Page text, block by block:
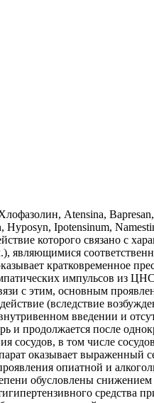
Atensina, Bapresan,
Ipotensinum,
которого связано с
являющимися
кратковременное
импульсов из
с этим, основным
(вследствие
введении и
и продолжается после
сосудов, в том числе
оказывает выраженный
опиатной и
обусловлены
средства